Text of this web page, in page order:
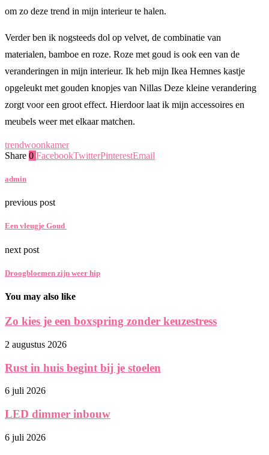
om zo deze trend in mijn interieur te halen.
Verder ben ik nogsteeds dol op velvet, de combinatie van
materialen, bamboe en roze. Roze met goud is ook een van de
veranderingen in mijn interieur. Ik heb mijn Ikea Hemnes kastje
opgeleukt met gouden knopjes van Nillas Deze kleine verandering
zorgt voor een groot effect. Hierdoor laat ik mijn accessoires en
meubels weer met elkaar matchen.
trendwoonkamer
Share 0 FacebookTwitterPinterestEmail
admin
previous post
Een vleugje Goud
next post
Droogbloemen zijn weer hip
You may also like
Zo kies je een boxspring zonder keuzestress
2 augustus 2026
Rust in huis begint bij je stoelen
6 juli 2026
LED dimmer inbouw
6 juli 2026